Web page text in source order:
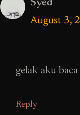
Syed
August 3,
gelak aku
Reply